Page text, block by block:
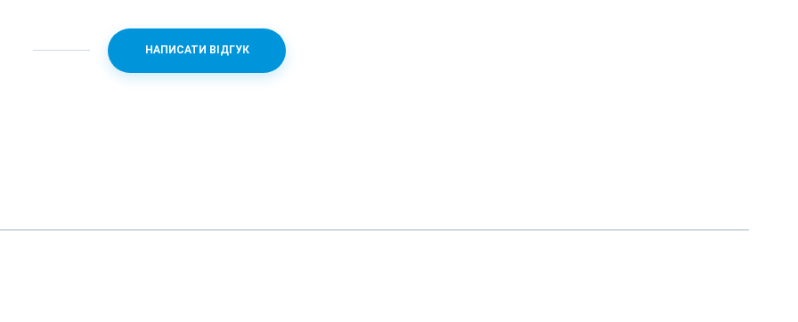
є (IP68) НАПИСАТИ ВІДГУК